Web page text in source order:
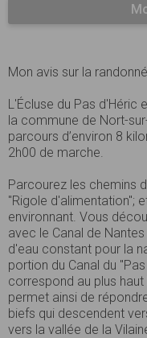
Mon avis sur la
L'Écluse du Pas d'Héric
la commune de Nort-
parcours d’environ 8
2h00 de marche.
Parcourez les chemins
"Rigole d'alimentation";
environnant. Vous
avec le Canal de
d'eau constant pour la
portion du Canal du
correspond au plus
permet ainsi de
biefs qui descendent
vers la vallée de la